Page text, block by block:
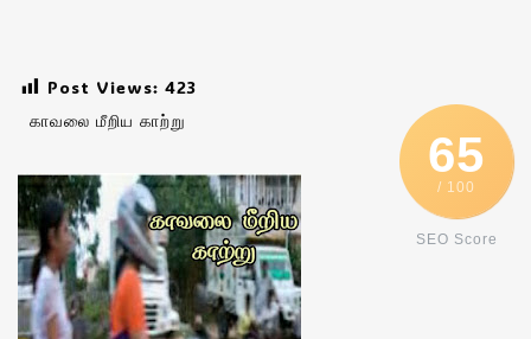
Post Views: 423
65
/ 100
SEO Score
காவலை மீறிய காற்று